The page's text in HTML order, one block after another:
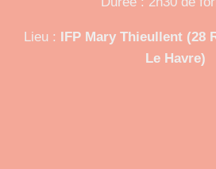
Lieu : IFP Mary Thieullent (28
Le Havre)